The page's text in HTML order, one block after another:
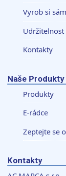
dalšími
Vyrob si sám
Udržitelnost
Kontakty
Naše Produkty
Produkty
E-rádce
Zeptejte se
Kontakty